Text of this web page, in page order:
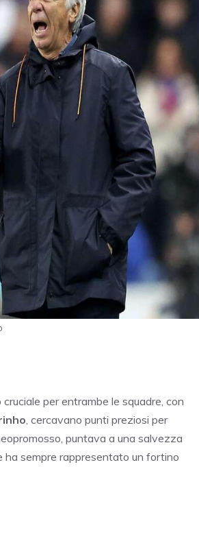
per entrambe le squadre, con
, cercavano punti preziosi per
puntava a una salvezza
ha sempre rappresentato un fortino